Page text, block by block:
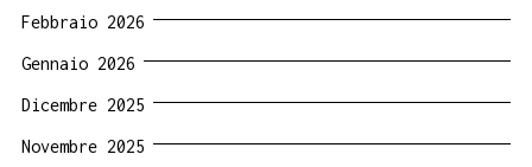
Febbraio 2026
Gennaio 2026
Dicembre 2025
Novembre 2025